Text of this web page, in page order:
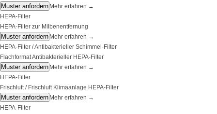
Muster anfordern Mehr erfahren →
HEPA-Filter
HEPA-Filter zur Milbenentfernung
Muster anfordern Mehr erfahren →
HEPA-Filter / Antibakterieller Schimmel-Filter
Flachformat Antibakterieller HEPA-Filter
Muster anfordern Mehr erfahren →
HEPA-Filter
Frischluft / Frischluft Klimaanlage HEPA-Filter
Muster anfordern Mehr erfahren →
HEPA-Filter